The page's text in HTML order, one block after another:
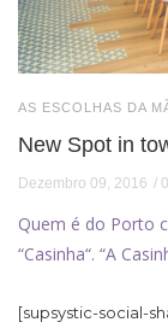
AS ESCOLHAS DA
New Spot in
Dezembro 09, 2016
Quem é do Porto
“Casinha“. “A
[supsystic-social-